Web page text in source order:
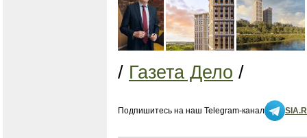
/ Газета Дело /
Подпишитесь на наш Telegram-канал